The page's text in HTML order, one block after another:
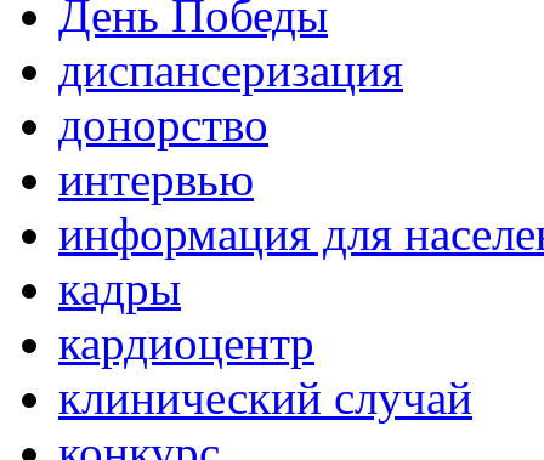
День Победы
диспансеризация
донорство
интервью
информация для
кадры
кардиоцентр
клинический случай